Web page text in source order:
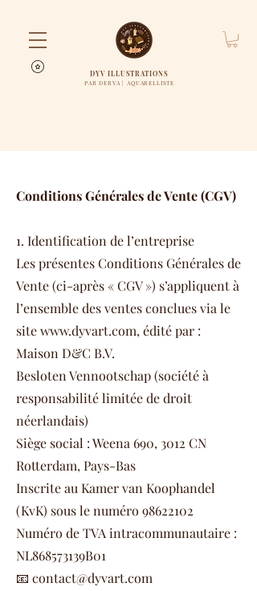
DYV ILLUSTRATIONS
PAR DERYA | AQUARELLISTE
Conditions Générales de Vente (CGV)
1. Identification de l’entreprise
Les présentes Conditions Générales de
Vente (ci-après « CGV ») s’appliquent à
l’ensemble des ventes conclues via le
sitewww.dyvart.com, édité par :
Maison D&C B.V.
Besloten Vennootschap (société à
responsabilité limitée de droit
néerlandais)
Siège social : Weena 690, 3012 CN
Rotterdam, Pays-Bas
Inscrite au Kamer van Koophandel
(KvK) sous le numéro 98622102
Numéro de TVA intracommunautaire :
NL868573139B01
📧 contact@dyvart.com